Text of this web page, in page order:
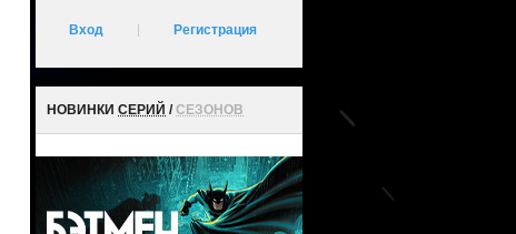
Вход Регистрация
НОВИНКИ СЕРИЙ /СЕЗОНОВ